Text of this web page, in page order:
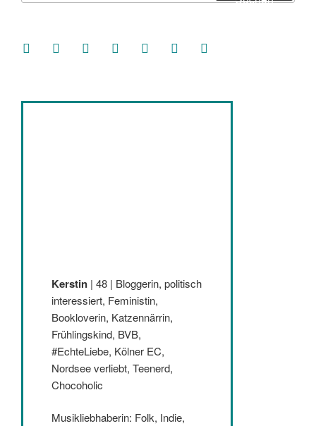
facebooksoundcloud
twitter mastodoninstagramthreads goodreads
Kerstin | 48 | Bloggerin, politisch
interessiert, Feministin,
Bookloverin, Katzennärrin,
Frühlingskind, BVB,
#EchteLiebe, Kölner EC,
Nordsee verliebt, Teenerd,
Chocoholic
Musikliebhaberin: Folk, Indie,